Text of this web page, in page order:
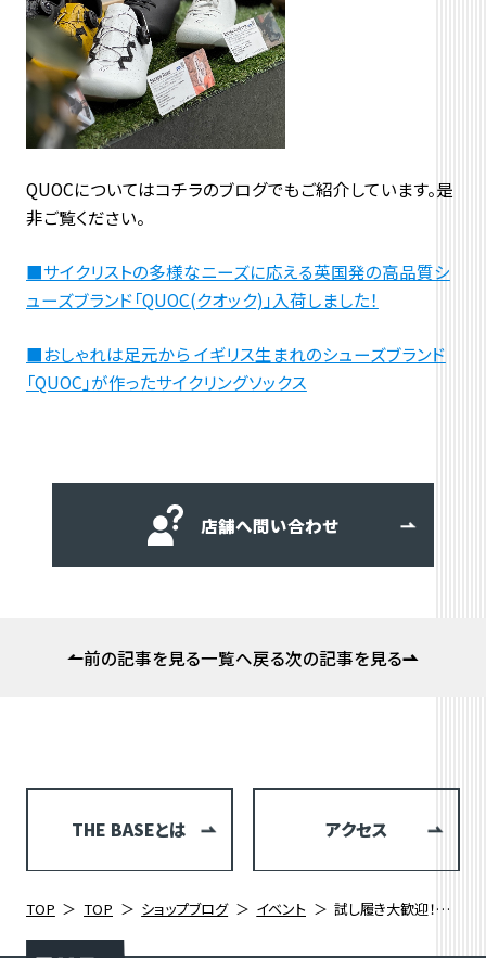
QUOCについてはコチラのブログでもご紹介しています。是
非ご覧ください。
■サイクリストの多様なニーズに応える英国発の高品質シ
ューズブランド「QUOC(クオック)」入荷しました！
■おしゃれは足元から イギリス生まれのシューズブランド
「QUOC」が作ったサイクリングソックス
店舗へ問い合わせ
前の記事を見る一覧へ戻る次の記事を見る
THE BASEとは アクセス
TOP TOP ショップブログ イベント 試し履き大歓迎！高い性能とファッション性を兼ね備えたシューズ「QUOC-クオック-」のポップアップ開催します！